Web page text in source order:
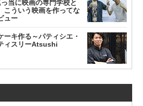
当に映画の専門学校と
こういう映画を作ってな
ュー
ーキ作る～パティシエ・
ィスリーAtsushi